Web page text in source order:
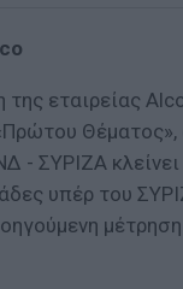
εταιρείας
- ΣΥΡΙΖΑ κλείνει
υπέρ του
μέτρηση